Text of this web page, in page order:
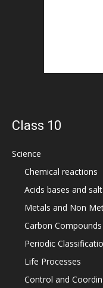
Class 10
Science
Chemical reactions
Acids bases and
Metals and Non
Carbon Compounds
Periodic
Life Processes
Control and